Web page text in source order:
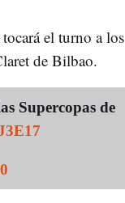
el turno a los
de Bilbao.
Supercopas de